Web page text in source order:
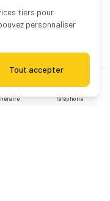
Téléphone
tiers pour
personnaliser
Tout accepter